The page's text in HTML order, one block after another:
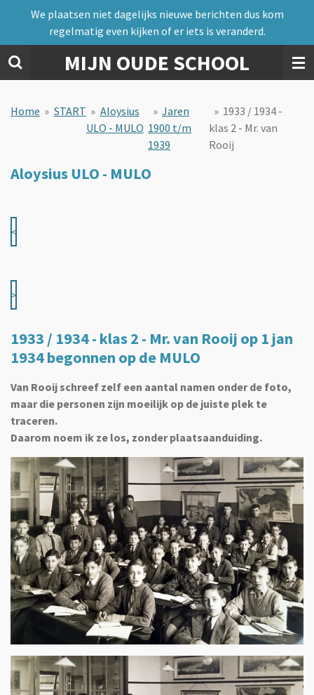
naar
de
hoofdinhoud
MIJN OUDE SCHOOL
We plaatsen niet dagelijks nieuwe berichten dus kom
regelmatig even kijken of er iets is veranderd.
Home » START » Aloysius
ULO - MULO
» Jaren
1900 t/m
1939
» 1933 / 1934 -
klas 2 - Mr. van
Rooij
Aloysius ULO - MULO
<
>
1933 / 1934 - klas 2 - Mr. van Rooij op 1 jan
1934 begonnen op de MULO
Van Rooij schreef zelf een aantal namen onder de foto,
maar die personen zijn moeilijk op de juiste plek te
traceren.
Daarom noem ik ze los, zonder plaatsaanduiding.